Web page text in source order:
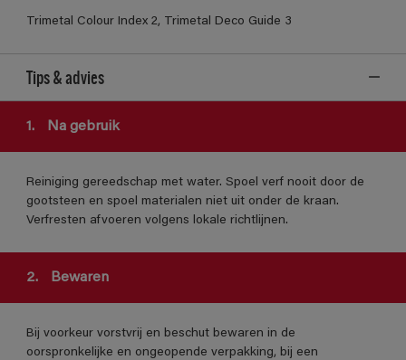
Trimetal Colour Index 2, Trimetal Deco Guide 3
Tips & advies
1. Na gebruik
Reiniging gereedschap met water. Spoel verf nooit door de
gootsteen en spoel materialen niet uit onder de kraan.
Verfresten afvoeren volgens lokale richtlijnen.
2. Bewaren
Bij voorkeur vorstvrij en beschut bewaren in de
oorspronkelijke en ongeopende verpakking, bij een